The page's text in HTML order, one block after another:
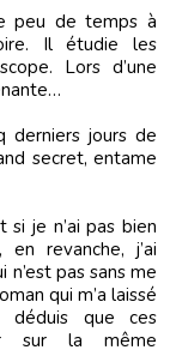
Il étudie les
Lors d’une
derniers jours de
secret, entame
je n’ai pas bien
revanche, j’ai
pas sans me
qui m’a laissé
déduis que ces
sur la même